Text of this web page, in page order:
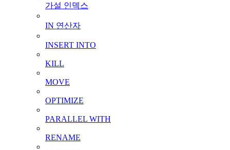
가설 인덱스
IN 연산자
INSERT INTO
KILL
MOVE
OPTIMIZE
PARALLEL WITH
RENAME